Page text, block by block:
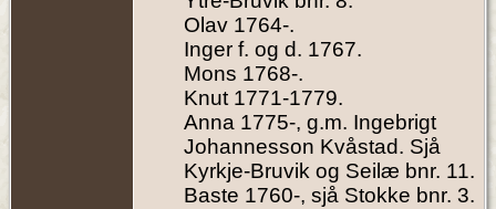
Olav 1764-.
Inger f. og d. 1767.
Mons 1768-.
Knut 1771-1779.
Anna 1775-, g.m. Ingebrigt
Johannesson Kvåstad. Sjå
Kyrkje-Bruvik og Seilæ bnr. 11.
Baste 1760-, sjå Stokke bnr. 3.